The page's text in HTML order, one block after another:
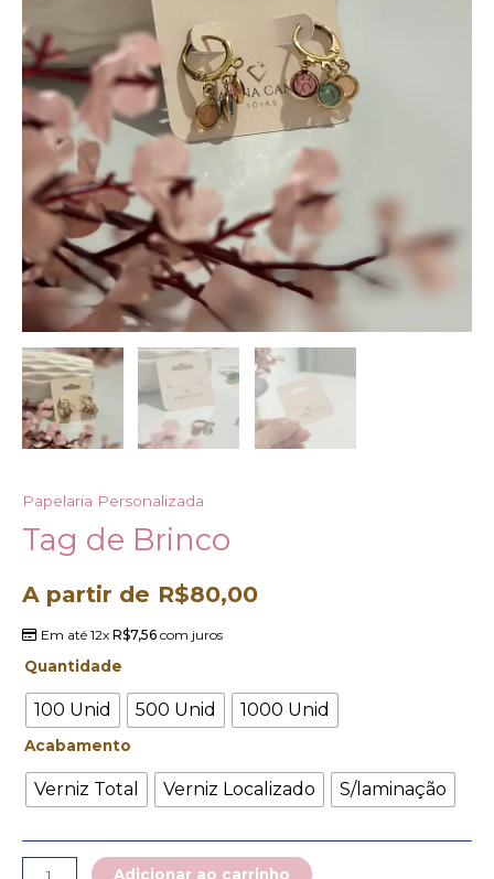
Papelaria Personalizada
Tag de Brinco
A partir de R$80,00
Em até 12xR$7,56 com juros
Quantidade
100 Unid 500 Unid 1000 Unid
Acabamento
Verniz Total Verniz Localizado S/laminação
Adicionar ao carrinho